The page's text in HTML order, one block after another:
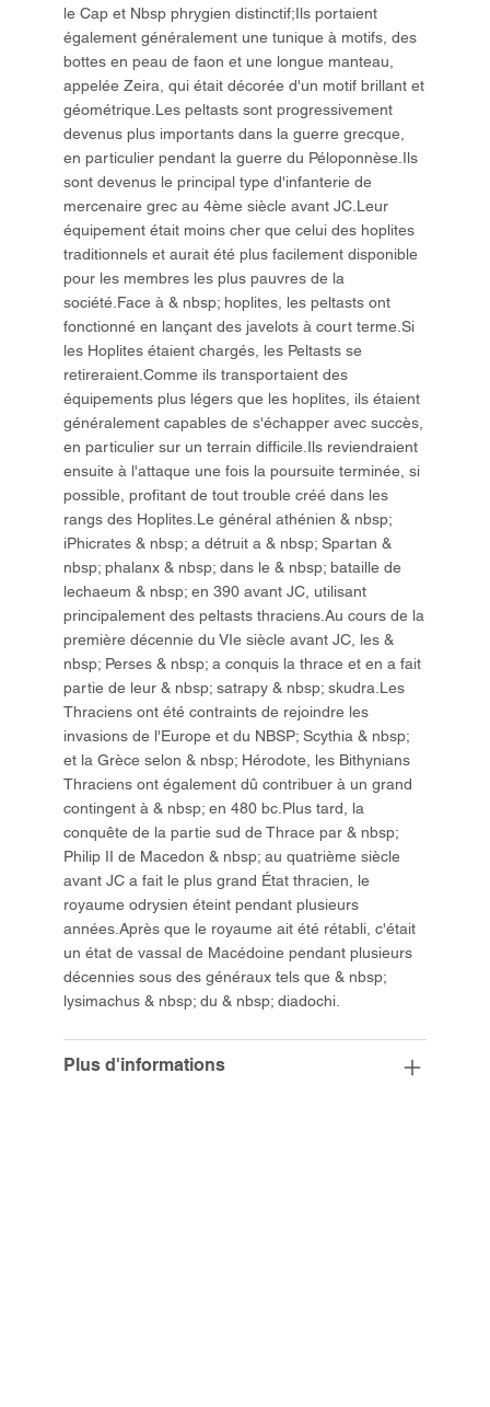
le Cap et Nbsp phrygien distinctif;Ils portaient
également généralement une tunique à motifs, des
bottes en peau de faon et une longue manteau,
appelée Zeira, qui était décorée d'un motif brillant et
géométrique.Les peltasts sont progressivement
devenus plus importants dans la guerre grecque,
en particulier pendant la guerre du Péloponnèse.Ils
sont devenus le principal type d'infanterie de
mercenaire grec au 4ème siècle avant JC.Leur
équipement était moins cher que celui des hoplites
traditionnels et aurait été plus facilement disponible
pour les membres les plus pauvres de la
société.Face à & nbsp; hoplites, les peltasts ont
fonctionné en lançant des javelots à court terme.Si
les Hoplites étaient chargés, les Peltasts se
retireraient.Comme ils transportaient des
équipements plus légers que les hoplites, ils étaient
généralement capables de s'échapper avec succès,
en particulier sur un terrain difficile.Ils reviendraient
ensuite à l'attaque une fois la poursuite terminée, si
possible, profitant de tout trouble créé dans les
rangs des Hoplites.Le général athénien & nbsp;
iPhicrates & nbsp; a détruit a & nbsp; Spartan &
nbsp; phalanx & nbsp; dans le & nbsp; bataille de
lechaeum & nbsp; en 390 avant JC, utilisant
principalement des peltasts thraciens.Au cours de la
première décennie du VIe siècle avant JC, les &
nbsp; Perses & nbsp; a conquis la thrace et en a fait
partie de leur & nbsp; satrapy & nbsp; skudra.Les
Thraciens ont été contraints de rejoindre les
invasions de l'Europe et du NBSP; Scythia & nbsp;
et la Grèce selon & nbsp; Hérodote, les Bithynians
Thraciens ont également dû contribuer à un grand
contingent à & nbsp; en 480 bc.Plus tard, la
conquête de la partie sud de Thrace par & nbsp;
Philip II de Macedon & nbsp; au quatrième siècle
avant JC a fait le plus grand État thracien, le
royaume odrysien éteint pendant plusieurs
années.Après que le royaume ait été rétabli, c'était
un état de vassal de Macédoine pendant plusieurs
décennies sous des généraux tels que & nbsp;
lysimachus & nbsp; du & nbsp; diadochi.
Plus d'informations